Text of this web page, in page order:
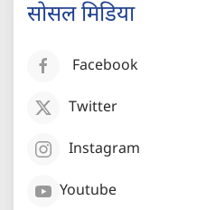
सोसल मिडिया
Facebook
Twitter
Instagram
Youtube